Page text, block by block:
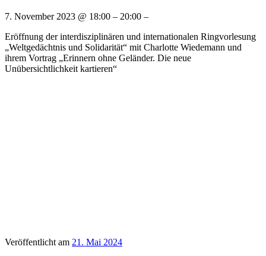
7. November 2023 @ 18:00 – 20:00 –
Eröffnung der interdisziplinären und internationalen Ringvorlesung
„Weltgedächtnis und Solidarität“ mit Charlotte Wiedemann und
ihrem Vortrag „Erinnern ohne Geländer. Die neue
Unübersichtlichkeit kartieren“
Veröffentlicht am 21. Mai 2024